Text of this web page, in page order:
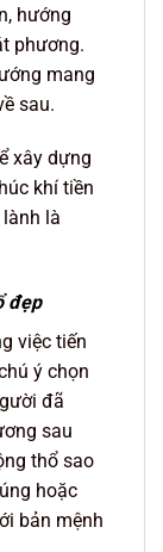
hướng
phương.
mang
sau.
xây dựng
khí tiền
là
đẹp
việc tiến
ý chọn
đã
sau
thổ sao
hoặc
bản mệnh